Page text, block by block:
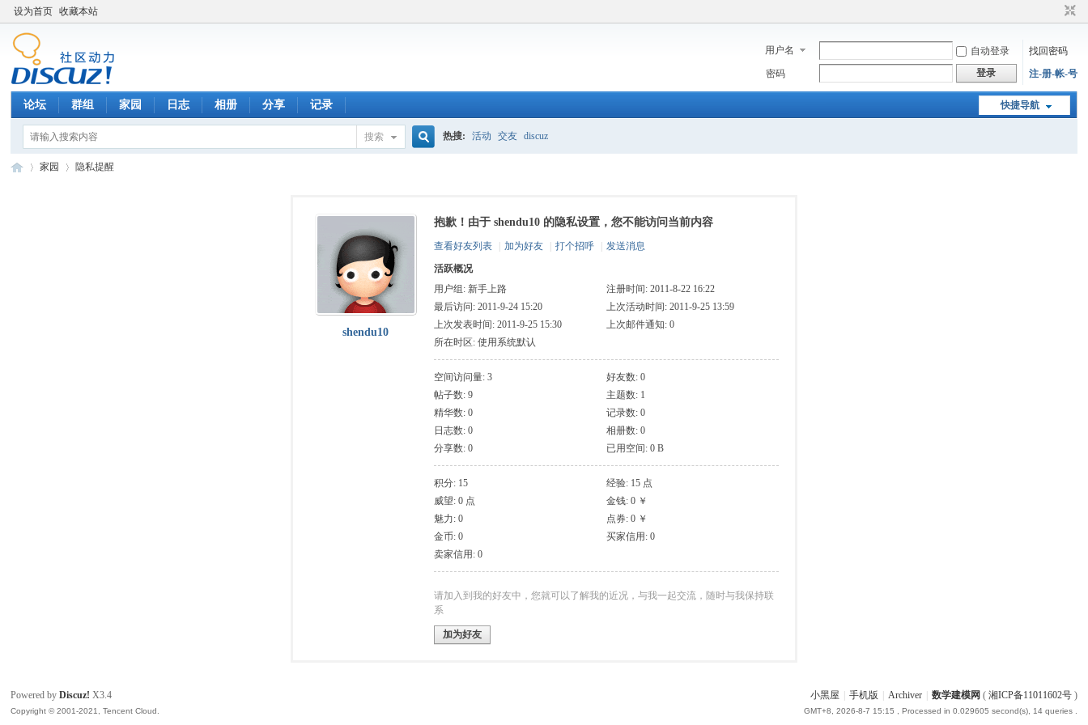
设为首页 收藏本站
用户名 自动登录
找回密码
密码
登录 注-册-帐-号
快捷导航
论坛 群组 家园 日志 相册 分享 记录
搜索 热搜: 活动 交友 discuz
家园 隐私提醒
shendu10
抱歉！由于 shendu10 的隐私设置，您不能访问当前内容
查看好友列表 加为好友 打个招呼
发送消息
活跃概况
用户组: 新手上路
注册时间: 2011-8-22 16:22
最后访问: 2011-9-24 15:20
上次活动时间: 2011-9-25 13:59
上次发表时间: 2011-9-25 15:30
上次邮件通知: 0
所在时区: 使用系统默认
空间访问量: 3
好友数: 0
帖子数: 9
主题数: 1
精华数: 0
记录数: 0
日志数: 0
相册数: 0
分享数: 0
已用空间: 0 B
积分: 15
经验: 15 点
威望: 0 点
金钱: 0 ￥
魅力: 0
点券: 0 ￥
金币: 0
买家信用: 0
卖家信用: 0
请加入到我的好友中，您就可以了解我的近况，与我一起交流，随时与我保持联
系
加为好友
小黑屋 手机版 Archiver 数学建模网 ( 湘ICP备11011602号)
GMT+8, 2026-8-7 15:15 , Processed in 0.029605 second(s), 14 queries .
Powered byDiscuz! X3.4
Copyright © 2001-2021, Tencent Cloud.